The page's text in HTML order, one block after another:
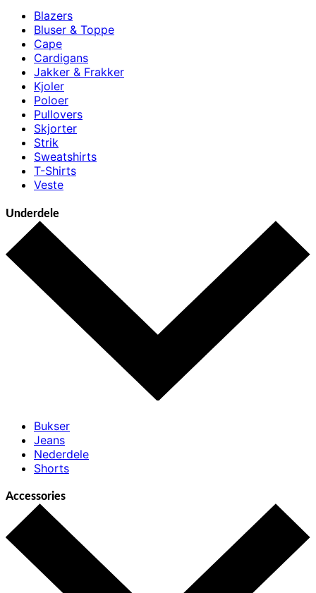
Blazers
Bluser & Toppe
Cape
Cardigans
Jakker & Frakker
Kjoler
Poloer
Pullovers
Skjorter
Strik
Sweatshirts
T-Shirts
Veste
Underdele
Bukser
Jeans
Nederdele
Shorts
Accessories